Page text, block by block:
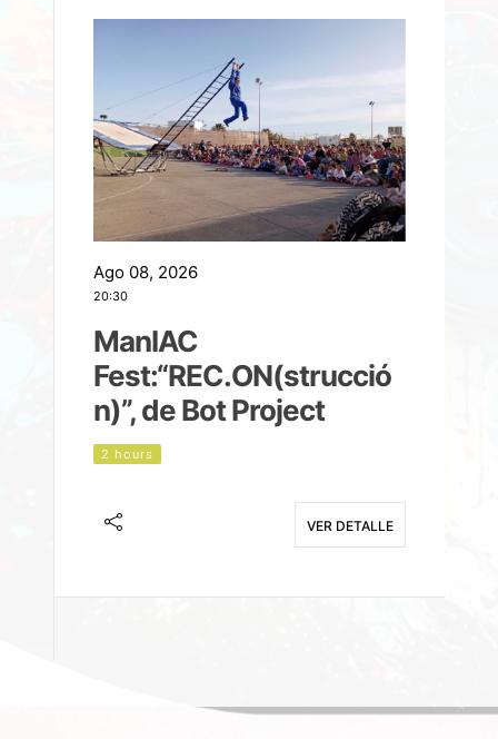
Ago 08, 2026
20:30
ManIAC
Fest:“REC.ON(strucció
n)”, de Bot Project
2 hours
VER DETALLE